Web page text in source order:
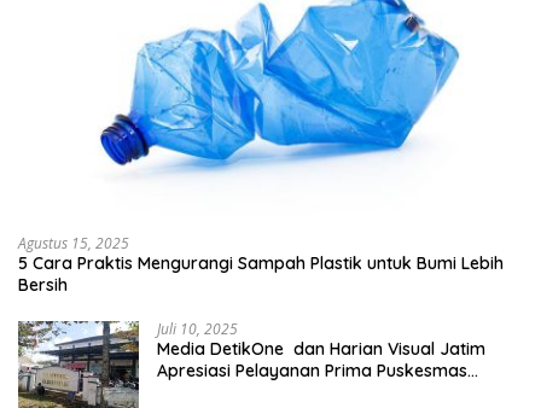
Agustus 15, 2025
5 Cara Praktis Mengurangi Sampah Plastik untuk Bumi Lebih
Bersih
Juli 10, 2025
Media DetikOne dan Harian Visual Jatim
Apresiasi Pelayanan Prima Puskesmas